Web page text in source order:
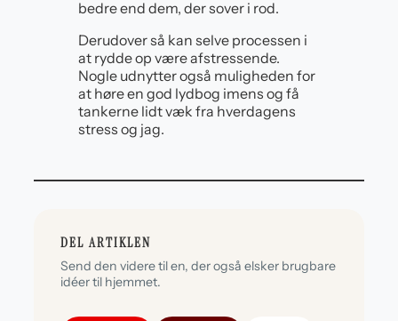
bedre end dem, der sover i rod.
Derudover så kan selve processen i
at rydde op være afstressende.
Nogle udnytter også muligheden for
at høre en god lydbog imens og få
tankerne lidt væk fra hverdagens
stress og jag.
DEL ARTIKLEN
Send den videre til en, der også elsker brugbare
idéer til hjemmet.